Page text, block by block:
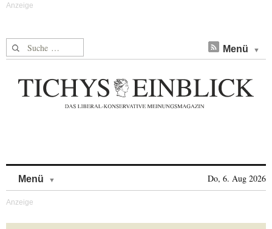
Suche nach: Menü
Menü Do, 6. Aug 2026